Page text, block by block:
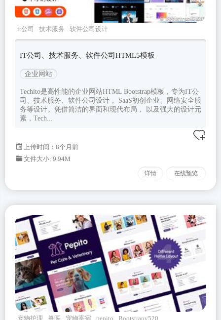
it公司 技术服务
软件公司设计
IT公司、技术服务、软件公司HTML5模板
企业网站
Techito是高性能的企业网站HTML Bootstrap模板，专为IT公
司、技术服务、软件公司设计， SaaS初创企业、网络安全服
务等设计。凭借简洁的界面和现代布局， 以及强大的设计元
素，Tech...
上传时间：8个月前
文件大小: 9.94M
详情 在线预览
宠物护理 兽医 宠物寄宿 pepito Bootstrapv520